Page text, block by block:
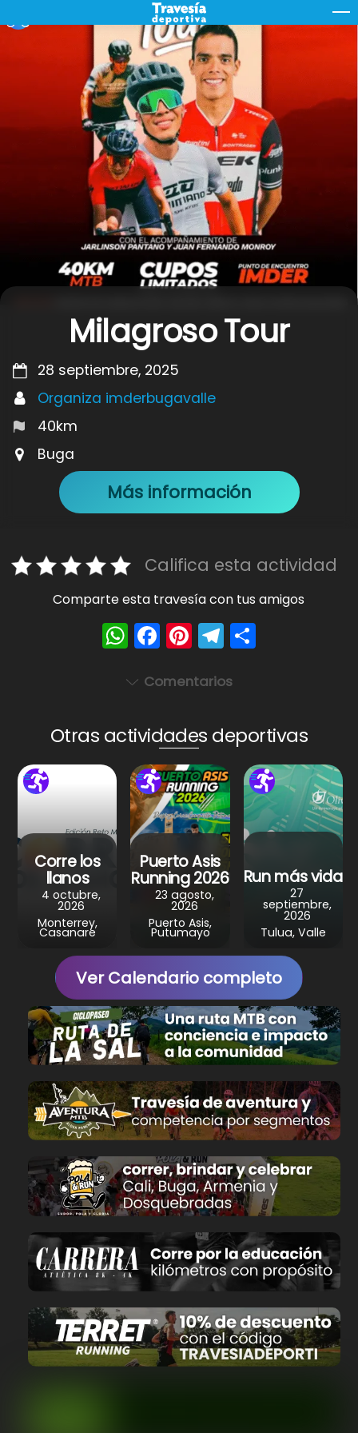
to
Milagroso Tour
28 septiembre, 2025
Organiza imderbugavalle
40km
Buga
Más información
Califica esta actividad
Comparte esta travesía con tus amigos
W
h
a
A
p
p
F
a
c
b
o
o
k
Pi
nt
er
st
T
el
e
a
m
Comentarios
Otras actividades deportivas
Corre los
llanos
4 octubre,
2026
Monterrey,
Casanare
Puerto Asis
Running 2026
23 agosto,
2026
Puerto Asis,
Putumayo
Run más vida
27
septiembre,
2026
Tulua, Valle
Ver Calendario completo